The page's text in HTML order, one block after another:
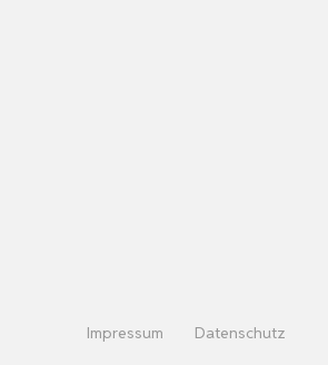
Impressum Datenschutz